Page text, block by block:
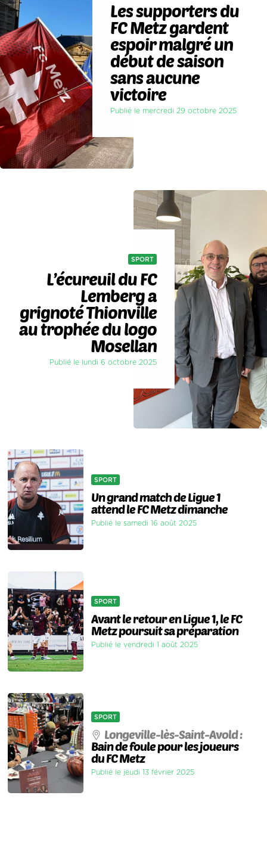
Les supporters du
FC Metz gardent
espoir malgré un
début de saison
sans aucune
victoire
Publié le mercredi 29 octobre 2025
SPORT
L’écureuil du FC
Lemberg a
grignoté Thionville
au trophée du logo
Mosellan
Publié le lundi 6 octobre 2025
SPORT
Un grand match de Ligue 1
attend le FC Metz dimanche
Publié le samedi 16 août 2025
SPORT
Avant le retour en Ligue 1, le FC
Metz poursuit sa préparation
Publié le vendredi 1 août 2025
SPORT
Longeville-lès-Saint-Avold :
Bain de foule pour les joueurs
du FC Metz
Publié le jeudi 13 février 2025